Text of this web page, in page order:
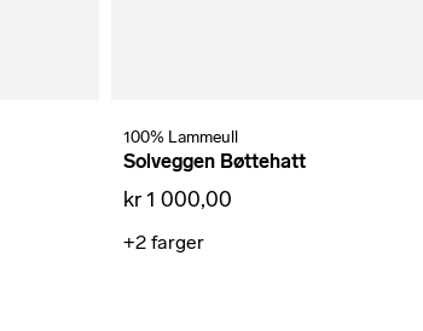
100% Lammeull
Solveggen Bøttehatt
kr 1 000,00
+2 farger